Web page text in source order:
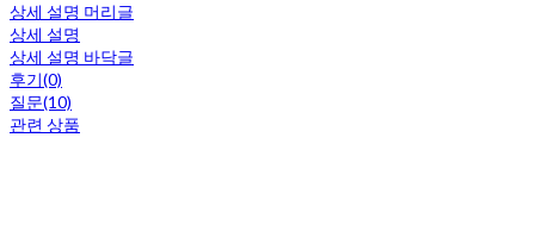
상세 설명 머리글
상세 설명
상세 설명 바닥글
후기(0)
질문(10)
관련 상품